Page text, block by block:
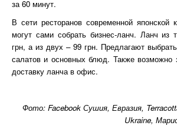
за 60 минут.
В сети ресторанов современной японской
могут сами собрать бизнес-ланч. Ланч из
грн, а из двух – 99 грн. Предлагают
салатов и основных блюд. Также возможно
доставку ланча в офис.
Фото: Facebook Сушия, Евразия,
Ukraine,